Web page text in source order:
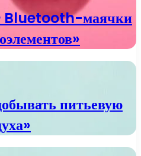
Bluetooth-маячки
питьевую